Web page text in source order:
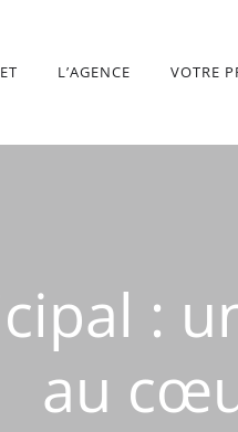
L’AGENCE VOTRE
:
au